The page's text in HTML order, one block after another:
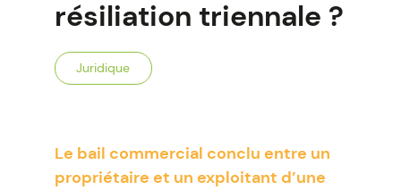
résiliation triennale ?
Juridique
Le bail commercial conclu entre un
propriétaire et un exploitant d’une